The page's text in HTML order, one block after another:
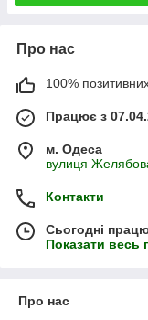
Про нас
100% позитивних
Працює з
м. Одеса
вулиця
Контакти
Сьогодні
Показати весь
Про нас